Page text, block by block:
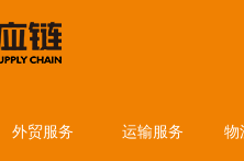
外贸服务 运输服务 物